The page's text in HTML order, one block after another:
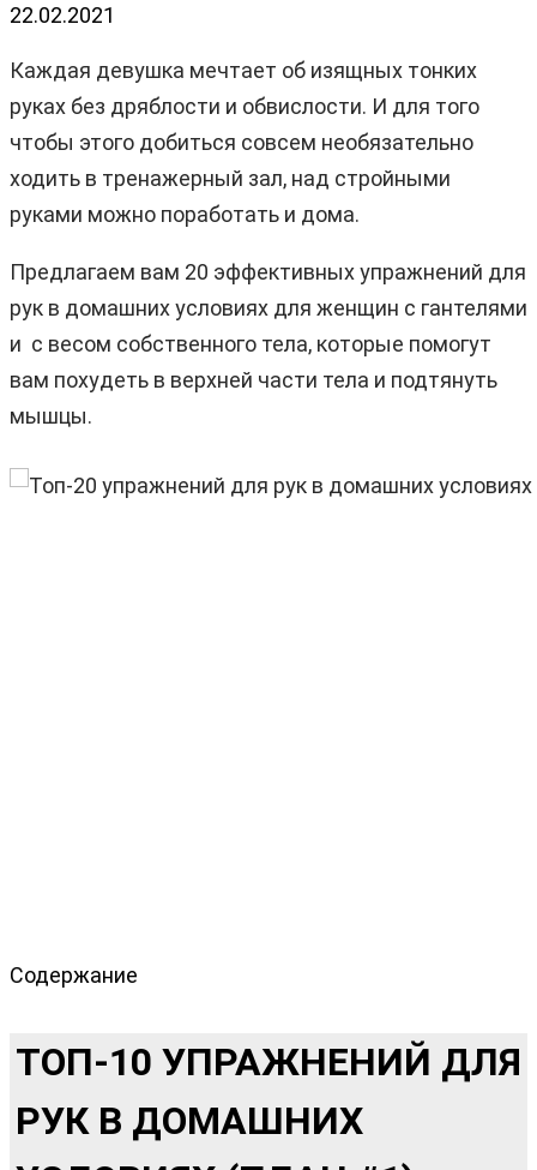
22.02.2021
Каждая девушка мечтает об изящных тонких
руках без дряблости и обвислости. И для того
чтобы этого добиться совсем необязательно
ходить в тренажерный зал, над стройными
руками можно поработать и дома.
Предлагаем вам 20 эффективных упражнений для
рук в домашних условиях для женщин с гантелями
и с весом собственного тела, которые помогут
вам похудеть в верхней части тела и подтянуть
мышцы.
Содержание
ТОП-10 УПРАЖНЕНИЙ ДЛЯ
РУК В ДОМАШНИХ